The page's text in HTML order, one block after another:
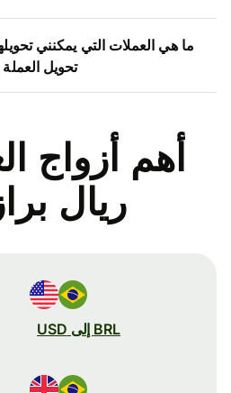
ما هي العملات التي يمكنني تحويلها
تحويل العملة
أهم أزواج
ريال
BRL إلى USD